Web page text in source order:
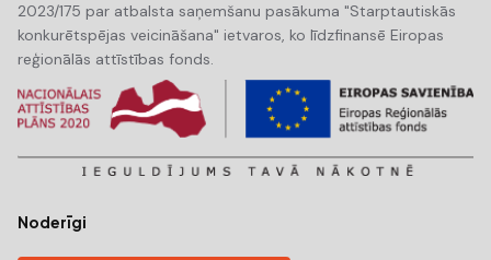
2023/175 par atbalsta saņemšanu pasākuma "Starptautiskās
konkurētspējas veicināšana" ietvaros, ko līdzfinansē Eiropas
reģionālās attīstības fonds.
Noderīgi